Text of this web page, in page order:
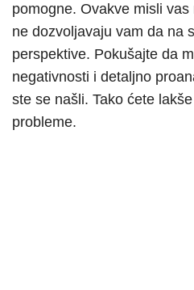
pomogne. Ovakve misli
ne dozvoljavaju vam da na
perspektive. Pokušajte da
negativnosti i detaljno
ste se našli. Tako ćete
probleme.